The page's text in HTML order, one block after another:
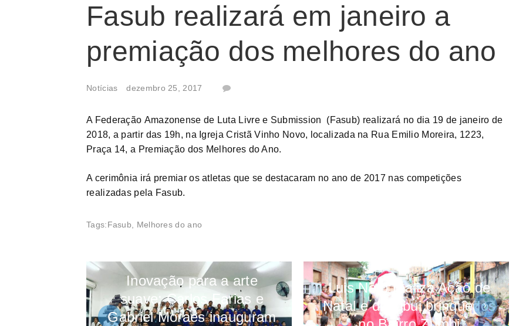
Fasub realizará em janeiro a
premiação dos melhores do ano
Notícias dezembro 25, 2017
A Federação Amazonense de Luta Livre e Submission (Fasub) realizará no dia 19 de janeiro de
2018, a partir das 19h, na Igreja Cristã Vinho Novo, localizada na Rua Emilio Moreira, 1223,
Praça 14, a Premiação dos Melhores do Ano.
A cerimônia irá premiar os atletas que se destacaram no ano de 2017 nas competições
realizadas pela Fasub.
Tags:Fasub, Melhores do ano
Inovação para a arte
suave: Carlos Farias e
Gabriel Moraes inauguram
Luis Neto realiza Ação de
Natal e distribui brinquedos